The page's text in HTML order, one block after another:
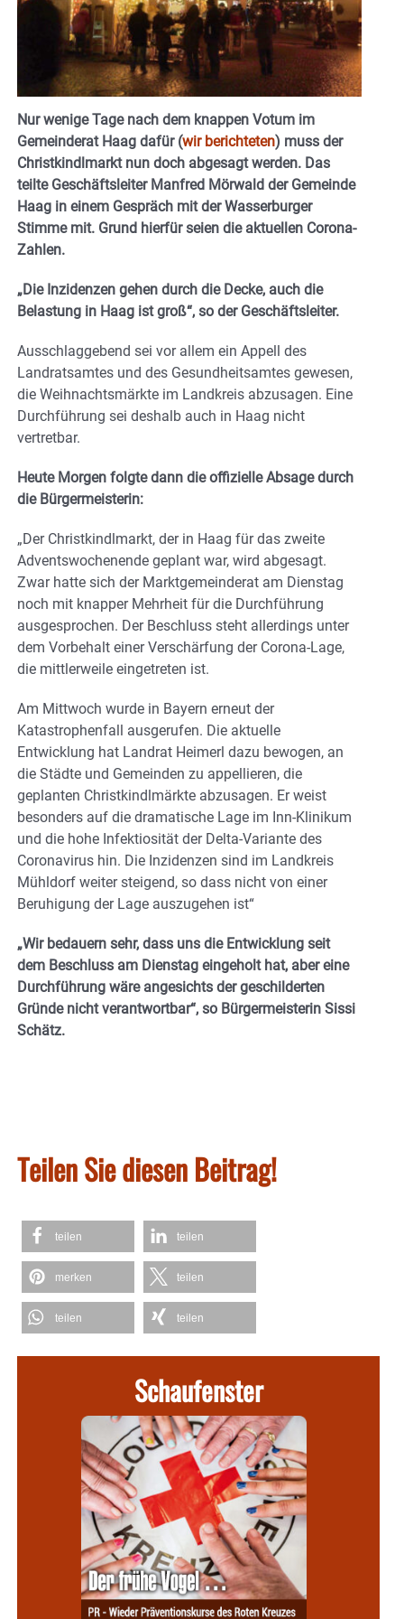
Nur wenige Tage nach dem knappen Votum im
Gemeinderat Haag dafür (wir berichteten) muss der
Christkindlmarkt nun doch abgesagt werden. Das
teilte Geschäftsleiter Manfred Mörwald der Gemeinde
Haag in einem Gespräch mit der Wasserburger
Stimme mit. Grund hierfür seien die aktuellen Corona-
Zahlen.
„Die Inzidenzen gehen durch die Decke, auch die
Belastung in Haag ist groß“, so der Geschäftsleiter.
Ausschlaggebend sei vor allem ein Appell des
Landratsamtes und des Gesundheitsamtes gewesen,
die Weihnachtsmärkte im Landkreis abzusagen. Eine
Durchführung sei deshalb auch in Haag nicht
vertretbar.
Heute Morgen folgte dann die offizielle Absage durch
die Bürgermeisterin:
„Der Christkindlmarkt, der in Haag für das zweite
Adventswochenende geplant war, wird abgesagt.
Zwar hatte sich der Marktgemeinderat am Dienstag
noch mit knapper Mehrheit für die Durchführung
ausgesprochen. Der Beschluss steht allerdings unter
dem Vorbehalt einer Verschärfung der Corona-Lage,
die mittlerweile eingetreten ist.
Am Mittwoch wurde in Bayern erneut der
Katastrophenfall ausgerufen. Die aktuelle
Entwicklung hat Landrat Heimerl dazu bewogen, an
die Städte und Gemeinden zu appellieren, die
geplanten Christkindlmärkte abzusagen. Er weist
besonders auf die dramatische Lage im Inn-Klinikum
und die hohe Infektiosität der Delta-Variante des
Coronavirus hin. Die Inzidenzen sind im Landkreis
Mühldorf weiter steigend, so dass nicht von einer
Beruhigung der Lage auszugehen ist“
„Wir bedauern sehr, dass uns die Entwicklung seit
dem Beschluss am Dienstag eingeholt hat, aber eine
Durchführung wäre angesichts der geschilderten
Gründe nicht verantwortbar“, so Bürgermeisterin Sissi
Schätz.
Teilen Sie diesen Beitrag!
teilen teilen
merken teilen
teilen teilen
Schaufenster